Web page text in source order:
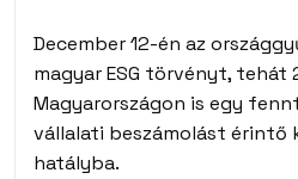
December 12-én az
magyar ESG törvényt,
Magyarországon is egy
vállalati beszámolást érintő
hatályba.